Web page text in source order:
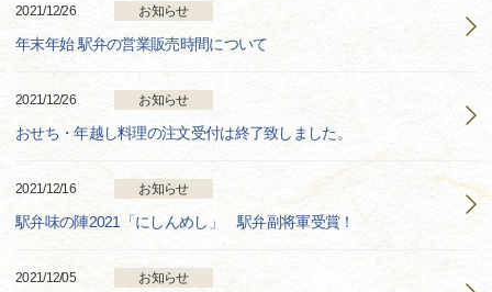
2021/12/26 お知らせ
年末年始 駅弁の営業販売時間について
2021/12/26 お知らせ
おせち・年越し料理の注文受付は終了致しました。
2021/12/16 お知らせ
駅弁味の陣2021「にしんめし」 駅弁副将軍受賞！
2021/12/05 お知らせ